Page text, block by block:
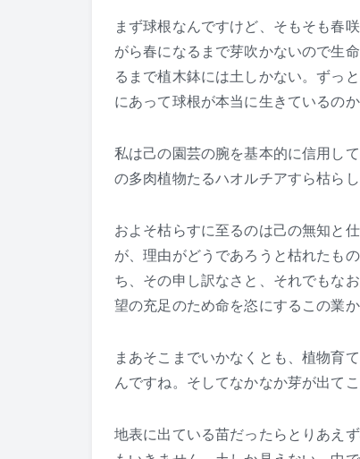
まず球根なんですけど、そもそも春
がら春になるまで芽吹かないので生
るまで植木鉢には土しかない。ずっ
にあって球根が本当に生きているの
私は己の園芸の腕を基本的に信用し
の多肉植物たるハオルチアすら枯ら
およそ枯らすに至るのは己の無知と
が、理由がどうであろうと枯れたも
ち、その申し訳なさと、それでもな
望の充足のため命を恣にするこの業か
まあそこまでいかなくとも、植物育
んですね。そしてなかなか芽が出て
地表に出ている苗だったらとりあえ